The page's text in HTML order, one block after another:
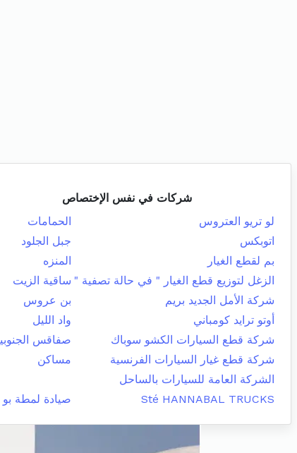
شركات في نفس الإختصاص
لو تريو العتروس
الحمامات
اتوبكس
جبل الجلود
بم لقطع الغيار
المنزه
الزغل لتوزيع قطع الغيار " في حالة تصفية " ساقية الزيت
شركة الأمل الجديد بريم
بن عروس
أوتو ترايد كومباني
واد الليل
شركة قطع السيارات الكشو سوباك
صفاقس
شركة قطع غيار السيارات الفرنسية
مساكن
الشركة العامة للسيارات بالساحل
Sté HANNABAL TRUCKS
صيادة لمطة